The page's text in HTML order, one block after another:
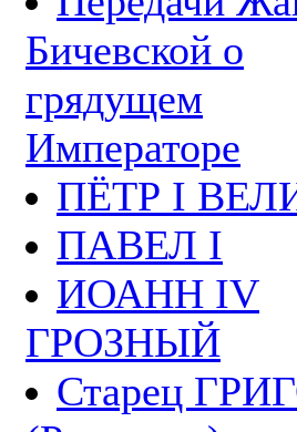
Бичевской о
грядущем
Императоре
ПЁТР I
ПАВЕЛ I
ИОАНН IV
ГРОЗНЫЙ
Старец